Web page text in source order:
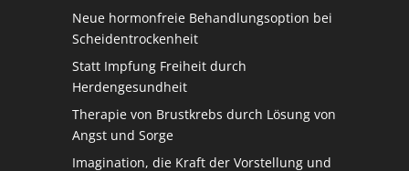
Neue hormonfreie Behandlungsoption bei
Scheidentrockenheit
Statt Impfung Freiheit durch
Herdengesundheit
Therapie von Brustkrebs durch Lösung von
Angst und Sorge
Imagination, die Kraft der Vorstellung und